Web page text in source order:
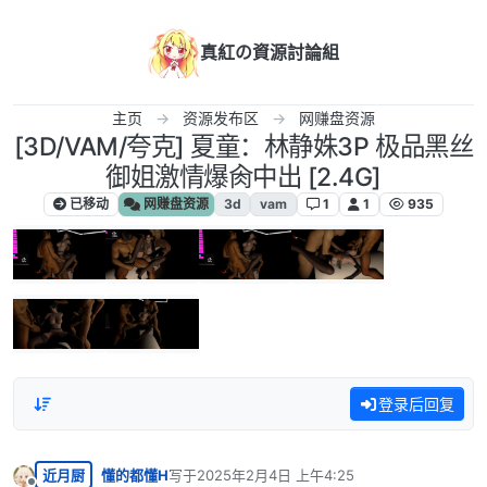
真紅の資源討論組
主页 资源发布区 网赚盘资源
[3D/VAM/夸克] 夏童：林静姝3P 极品黑丝
御姐激情爆肏中出 [2.4G]
已移动 网赚盘资源 3d vam 1 1 935
登录后回复
近月厨 懂的都懂H写于2025年2月4日 上午4:25